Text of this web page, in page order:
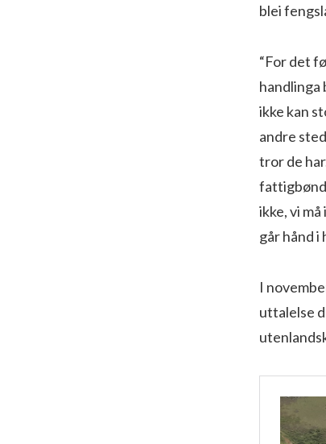
blei
“For det
handlinga
ikke kan
andre
tror de
ikke, vi
går hånd i
I
uttalelse